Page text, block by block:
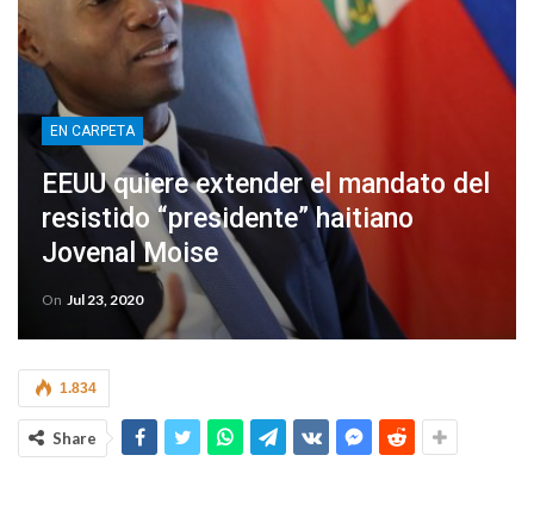
EN CARPETA
EEUU quiere extender el mandato del
resistido “presidente” haitiano
Jovenal Moise
On Jul 23, 2020
1.834
Share